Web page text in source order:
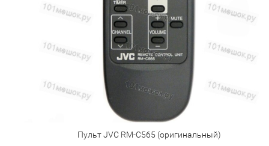
Пульт JVC RM-C565 (оригинальный)